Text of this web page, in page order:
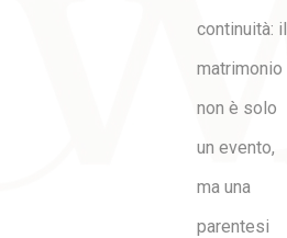
continuità: il
matrimonio
non è solo
un evento,
ma una
parentesi